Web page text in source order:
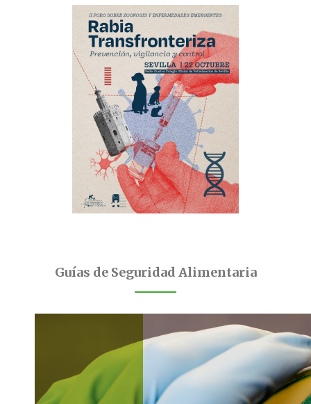
Guías de Seguridad Alimentaria